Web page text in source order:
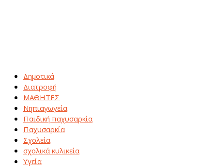
Δημοτικά
Διατροφή
ΜΑΘΗΤΕΣ
Νηπιαγωγεία
Παιδική παχυσαρκία
Παχυσαρκία
Σχολεία
σχολικά κυλικεία
Υγεία